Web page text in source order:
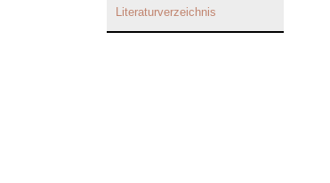
Literaturverzeichnis